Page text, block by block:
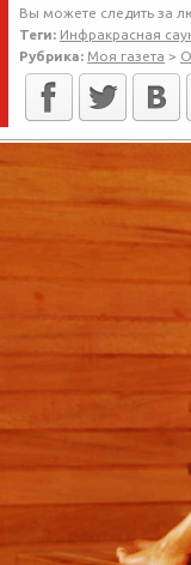
Вы можете следить за
Теги: Инфракрасная
Рубрика: Моя газета >